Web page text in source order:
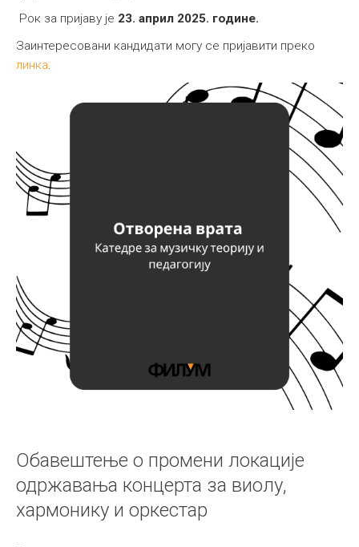
Рок за пријаву је 23. април 2025. године.
Заинтересовани кандидати могу се пријавити преко
линка.
Обавештење о промени локације
одржавања концерта за виолу,
хармонику и оркестар